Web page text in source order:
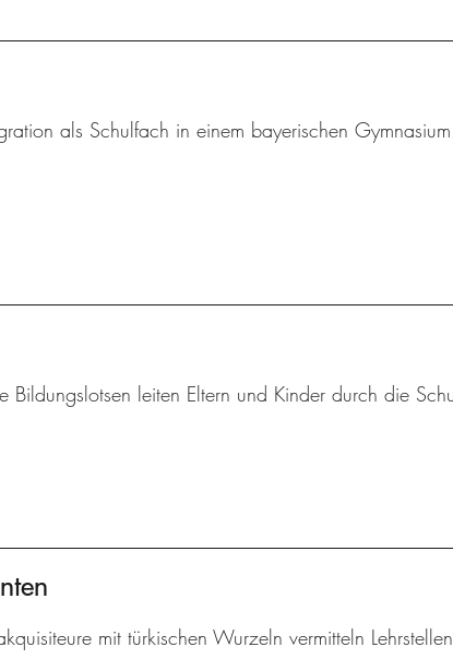
als Schulfach in einem bayerischen
Bildungslotsen leiten Eltern und Kinder durch die
mit türkischen Wurzeln vermitteln